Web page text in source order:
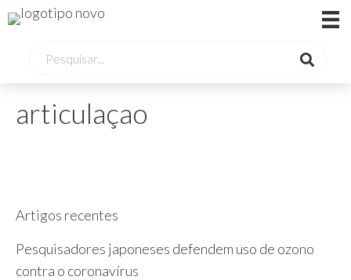
articulaçao
Artigos recentes
Pesquisadores japoneses defendem uso de ozono
contra o coronavírus